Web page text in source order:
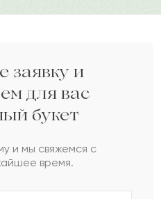
2022-04-30
2022-04-13
2022-03-07
заявку и
для вас
букет
и мы свяжемся с
время.